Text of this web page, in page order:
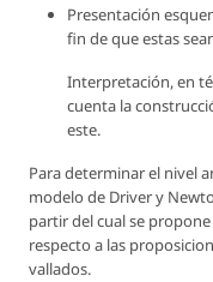
Presentación
fin de que estas
Interpretación, en
cuenta la
este.
Para determinar el nivel
modelo de Driver y
partir del cual se
respecto a las
vallados.